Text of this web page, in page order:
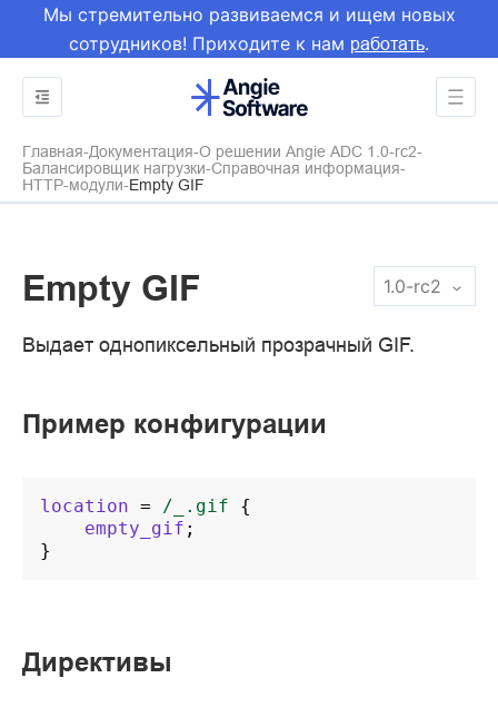
Мы стремительно развиваемся и ищем новых
сотрудников! Приходите к нам работать.
Главная Документация О решении Angie ADC 1.0-rc2
Балансировщик нагрузки Справочная информация
HTTP-модули Empty GIF
1.0-rc2
Empty GIF
Выдает однопиксельный прозрачный GIF.
Пример конфигурации
location = /_.gif
{
empty_gif ;
}
Директивы